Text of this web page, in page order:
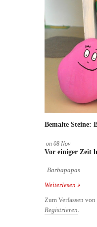
Bemalte Steine:
on 08 Nov
Vor einiger Zeit
Barbapapas
Weiterlesen über
Zum Verfassen
Registrieren.